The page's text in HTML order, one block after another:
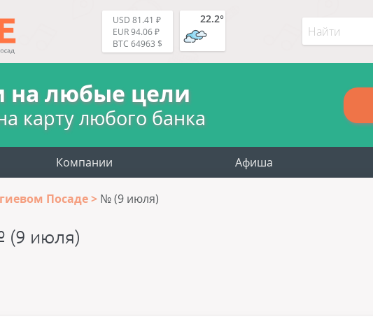
USD 81.41 ₽
EUR 94.06 ₽
BTC 64963 $
22.2°
на любые цели
карту любого банка
Компании Афиша
Посаде № (9 июля)
июля)